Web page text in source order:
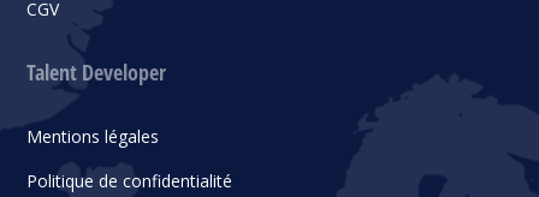
CGV
Talent Developer
Mentions légales
Politique de confidentialité